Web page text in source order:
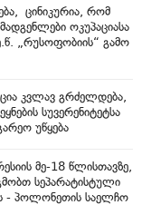
ცინიკურია, რომ
ოკუპაციასა
„რუსოფობიის“ გამო
კვლავ გრძელდება,
სუვერენიტეტსა
უწყება
მე-18 წლისთავზე,
სეპარატისტული
- პოლონეთის საელჩო